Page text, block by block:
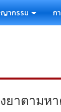
ากรรม ก
ยาตามห